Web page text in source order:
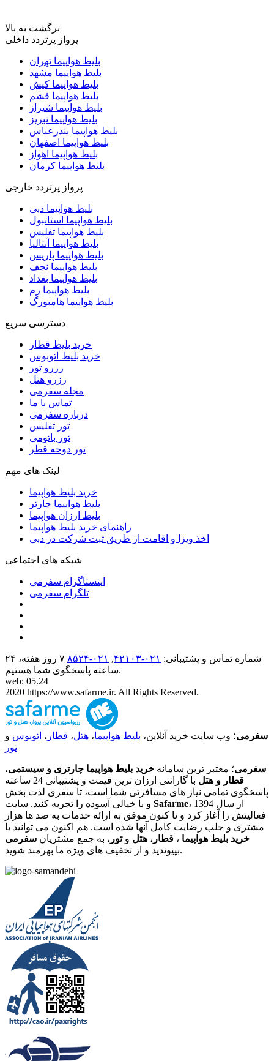
پرواز پرتردد داخلی
بلیط هواپیما تهران
بلیط هواپیما مشهد
بلیط هواپیما کیش
بلیط هواپیما قشم
بلیط هواپیما شیراز
بلیط هواپیما تبریز
بلیط هواپیما بندرعباس
بلیط هواپیما اصفهان
بلیط هواپیما اهواز
بلیط هواپیما کرمان
پرواز پرتردد خارجی
بلیط هواپیما دبی
بلیط هواپیما استانبول
بلیط هواپیما تفلیس
بلیط هواپیما آنتالیا
بلیط هواپیما پاریس
بلیط هواپیما نجف
بلیط هواپیما بغداد
بلیط هواپیما رم
بلیط هواپیما هامبورگ
دسترسی سریع
خرید بلیط قطار
خرید بلیط اتوبوس
رزرو تور
رزرو هتل
مجله سفرمی
تماس با ما
درباره سفرمی
تور تفلیس
تور باتومی
تور دوحه قطر
لینک های مهم
خرید بلیط هواپیما
بلیط هواپیما چارتر
بلیط ارزان هواپیما
راهنمای خرید بلیط هواپیما
اخذ ویزا و اقامت از طریق ثبت شرکت در دبی
شبکه های اجتماعی
اینستاگرام سفرمی
تلگرام سفرمی
شماره تماس و پشتیبانی: ۰۲۱-۴٢١٠٣ , ۰۲۱-۸۵۲۴
۷ روز هفته، ۲۴
ساعته پاسخگوی شما هستیم.
web: 05.24
2020 https://www.safarme.ir. All Rights Reserved.
سفرمی؛ وب سایت خرید آنلاین، بلیط هواپیما، هتل، قطار ، اتوبوس و
تور
سفرمی؛ معتبر ترین سامانه خرید بلیط هواپیما چارتری و سیستمی،
قطار و هتل
با گارانتی ارزان ترین قیمت و پشتیبانی 24 ساعته
پاسخگوی تمامی نیاز های مسافرتی شما است، تا سفری لذت بخش
Safarme، از سال 1394
فعالیتش را آغاز کرد و تا کنون موفق به ارائه خدمات به صد ها هزار
مشتری و جلب رضایت کامل آنها شده است. هم اکنون می توانید با
خرید بلیط هواپیما ، قطار ، هتل وتور ، به جمع مشتریان سفرمی
بپیوندید و از تخفیف های ویژه ما بهرمند شوید.